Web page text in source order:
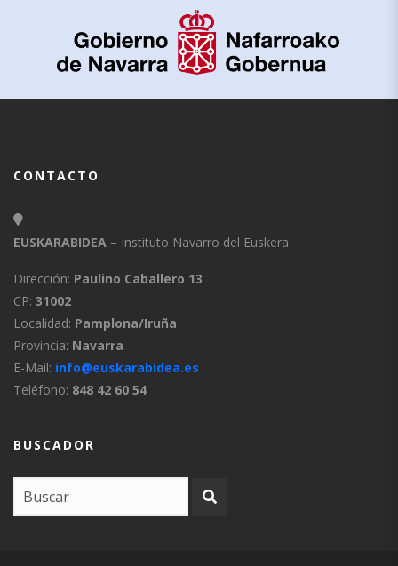
CONTACTO
EUSKARABIDEA – Instituto Navarro del Euskera
Dirección: Paulino Caballero 13
CP: 31002
Localidad: Pamplona/Iruña
Provincia: Navarra
E-Mail: info@euskarabidea.es
Teléfono: 848 42 60 54
BUSCADOR